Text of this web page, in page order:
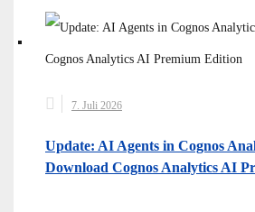
7. Juli 2026
Update: AI Agents in Cognos
Download Cognos Analytics AI